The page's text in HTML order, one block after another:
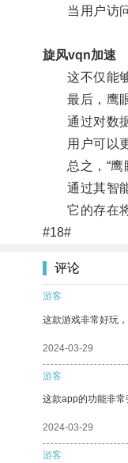
当用户访问
旋风vqn加速
这不仅能够
最后，鹰眼
通过对数据
用户可以更
总之，“鹰眼
通过其智能
它的存在将
#18#
评论
游客
这款游戏非常好玩
2024-03-29
游客
这款app的功能非常
2024-03-29
游客